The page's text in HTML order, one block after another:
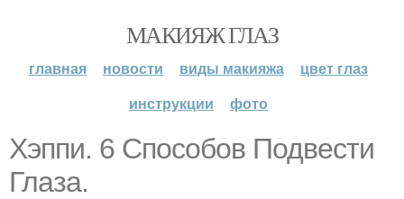
МАКИЯЖ ГЛАЗ
главная новости виды макияжа
цвет глаз
инструкции
фото
Хэппи. 6 Способов Подвести
Глаза.